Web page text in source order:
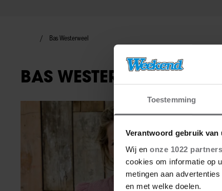
Toestemming
Verantwoord gebruik van
Wij en onze 1022 partners
cookies om informatie op
metingen aan
en met welke doelen.
Bas Westerweel
BAS WESTERWEEL